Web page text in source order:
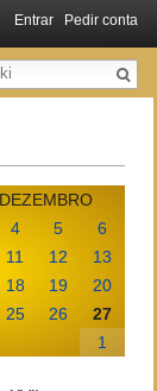
4 5
6
11 12
13
18 19
20
25 26
27
1
Entrar Pedir conta